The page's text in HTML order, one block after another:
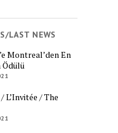
LAST NEWS
Montreal’den En
L’Invitée / The